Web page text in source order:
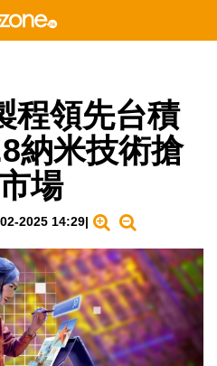
程領先台積
納米技術搶
場
2025 14:29|